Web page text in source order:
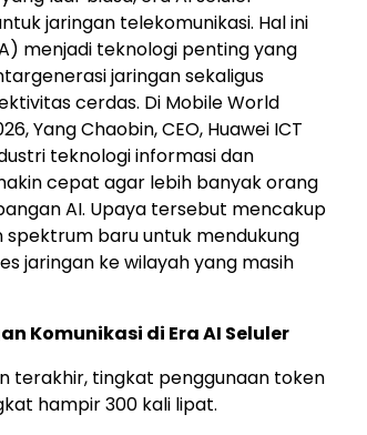
jaringan telekomunikasi. Hal ini
menjadi teknologi penting yang
jaringan sekaligus
cerdas. Di Mobile World
Yang Chaobin, CEO, Huawei ICT
teknologi informasi dan
cepat agar lebih banyak orang
AI. Upaya tersebut mencakup
baru untuk mendukung
jaringan ke wilayah yang masih
Komunikasi di Era AI Seluler
terakhir, tingkat penggunaan token
hampir 300 kali lipat.